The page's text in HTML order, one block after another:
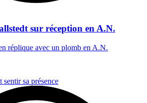
sur réception en A.N.
réplique avec un plomb en A.N.